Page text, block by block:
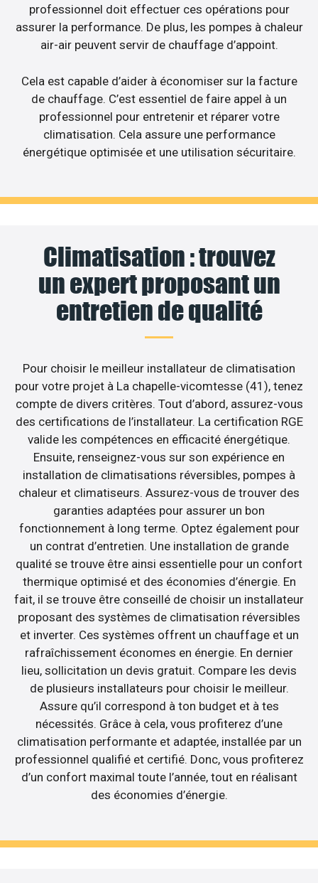
professionnel doit effectuer ces opérations pour
assurer la performance. De plus, les pompes à chaleur
air-air peuvent servir de chauffage d’appoint.
Cela est capable d’aider à économiser sur la facture
de chauffage. C’est essentiel de faire appel à un
professionnel pour entretenir et réparer votre
climatisation. Cela assure une performance
énergétique optimisée et une utilisation sécuritaire.
Climatisation : trouvez
un expert proposant un
entretien de qualité
Pour choisir le meilleur installateur de climatisation
pour votre projet à La chapelle-vicomtesse (41), tenez
compte de divers critères. Tout d’abord, assurez-vous
des certifications de l’installateur. La certification RGE
valide les compétences en efficacité énergétique.
Ensuite, renseignez-vous sur son expérience en
installation de climatisations réversibles, pompes à
chaleur et climatiseurs. Assurez-vous de trouver des
garanties adaptées pour assurer un bon
fonctionnement à long terme. Optez également pour
un contrat d’entretien. Une installation de grande
qualité se trouve être ainsi essentielle pour un confort
thermique optimisé et des économies d’énergie. En
fait, il se trouve être conseillé de choisir un installateur
proposant des systèmes de climatisation réversibles
et inverter. Ces systèmes offrent un chauffage et un
rafraîchissement économes en énergie. En dernier
lieu, sollicitation un devis gratuit. Compare les devis
de plusieurs installateurs pour choisir le meilleur.
Assure qu’il correspond à ton budget et à tes
nécessités. Grâce à cela, vous profiterez d’une
climatisation performante et adaptée, installée par un
professionnel qualifié et certifié. Donc, vous profiterez
d’un confort maximal toute l’année, tout en réalisant
des économies d’énergie.